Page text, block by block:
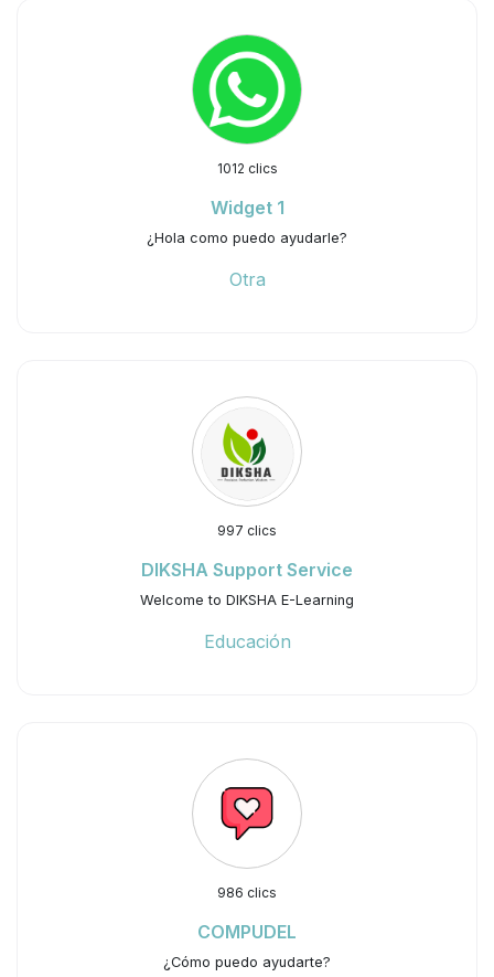
1012 clics
Widget 1
¿Hola como puedo ayudarle?
Otra
997 clics
DIKSHA Support Service
Welcome to DIKSHA E-Learning
Educación
986 clics
COMPUDEL
¿Cómo puedo ayudarte?